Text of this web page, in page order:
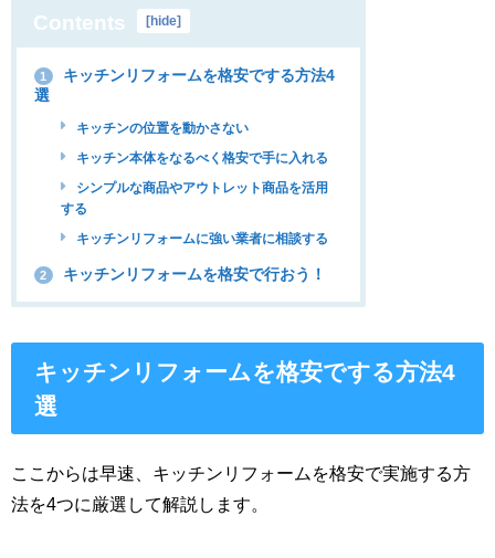
Contents hide
1
キッチンリフォームを格安でする方法4
選
キッチンの位置を動かさない
キッチン本体をなるべく格安で手に入れる
シンプルな商品やアウトレット商品を活用
する
キッチンリフォームに強い業者に相談する
2 キッチンリフォームを格安で行おう！
キッチンリフォームを格安でする方法4
選
ここからは早速、キッチンリフォームを格安で実施する方
法を4つに厳選して解説します。